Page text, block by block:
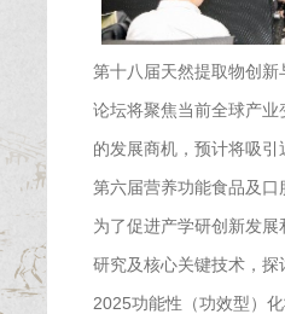
第十八届天然提取物创
论坛将聚焦当前全球产
的发展商机，预计将吸引
第六届营养功能食品及
为了促进产学研创新发
研究及核心关键技术，探
2025功能性（功效型）